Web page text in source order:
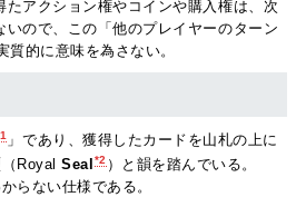
アクション権やコインや購入権は、次
いので、この「他のプレイヤーのターン
的に意味を為さない。
」であり、獲得したカードを山札の上に
（RoyalSeal *2）と韻を踏んでいる。
らない仕様である。